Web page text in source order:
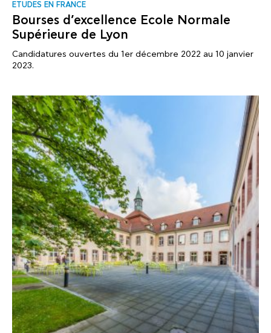
ΕTUDES EN FRANCE
Bourses d’excellence Ecole Normale
Supérieure de Lyon
Candidatures ouvertes du 1er décembre 2022 au 10 janvier
2023.